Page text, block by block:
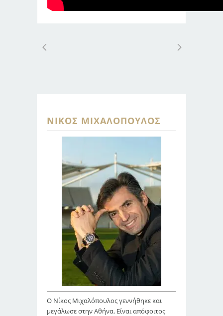
ΝΊΚΟΣ ΜΙΧΑΛΌΠΟΥΛΟΣ
Ο Νίκος Μιχαλόπουλος γεννήθηκε και
μεγάλωσε στην Αθήνα. Είναι απόφοιτος